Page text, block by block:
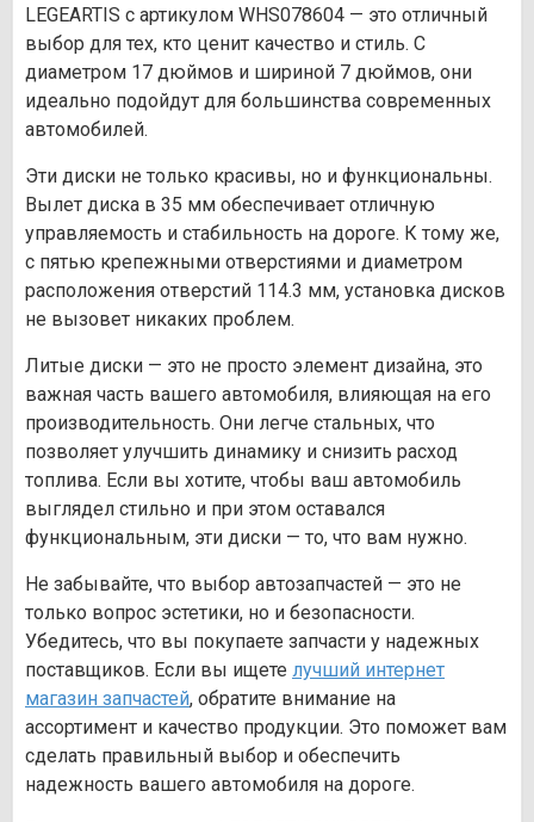
LEGEARTIS с артикулом WHS078604 — это отличный
выбор для тех, кто ценит качество и стиль. С
диаметром 17 дюймов и шириной 7 дюймов, они
идеально подойдут для большинства современных
автомобилей.
Эти диски не только красивы, но и функциональны.
Вылет диска в 35 мм обеспечивает отличную
управляемость и стабильность на дороге. К тому же,
с пятью крепежными отверстиями и диаметром
расположения отверстий 114.3 мм, установка дисков
не вызовет никаких проблем.
Литые диски — это не просто элемент дизайна, это
важная часть вашего автомобиля, влияющая на его
производительность. Они легче стальных, что
позволяет улучшить динамику и снизить расход
топлива. Если вы хотите, чтобы ваш автомобиль
выглядел стильно и при этом оставался
функциональным, эти диски — то, что вам нужно.
Не забывайте, что выбор автозапчастей — это не
только вопрос эстетики, но и безопасности.
Убедитесь, что вы покупаете запчасти у надежных
поставщиков. Если вы ищете лучший интернет
магазин запчастей, обратите внимание на
ассортимент и качество продукции. Это поможет вам
сделать правильный выбор и обеспечить
надежность вашего автомобиля на дороге.